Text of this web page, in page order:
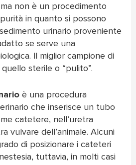
non è un procedimento
in quanto si possono
urinario proveniente
se serve una
ll miglior campione di
sterile o “pulito”.
è una procedura
che inserisce un tubo
catetere, nell’uretra
vulvare dell’animale. Alcuni
di posizionare i cateteri
tuttavia, in molti casi